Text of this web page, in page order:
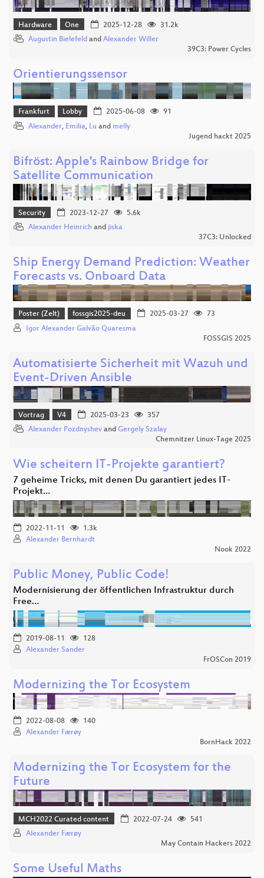
Hardware One 2025-12-28
31.2k
Augustin Bielefeld and Alexander Willer
39C3: Power Cycles
Orientierungssensor
Frankfurt Lobby 2025-06-08
91
Alexander, Emilia, Lu and melly
Jugend hackt 2025
Bifröst: Apple's Rainbow Bridge for
Satellite Communication
Security 2023-12-27
5.6k
Alexander Heinrich and jiska
37C3: Unlocked
Ship Energy Demand Prediction: Weather
Forecasts vs. Onboard Data
Poster (Zelt) fossgis2025-deu 2025-03-27
73
Igor Alexander Galvão Quaresma
FOSSGIS 2025
Automatisierte Sicherheit mit Wazuh und
Event-Driven Ansible
Vortrag V4 2025-03-23
357
Alexander Pozdnyshev and Gergely Szalay
Chemnitzer Linux-Tage 2025
Wie scheitern IT-Projekte garantiert?
7 geheime Tricks, mit denen Du garantiert jedes IT-
Projekt…
2022-11-11
1.3k
Alexander Bernhardt
Nook 2022
Public Money, Public Code!
Modernisierung der öffentlichen Infrastruktur durch
Free…
2019-08-11
128
Alexander Sander
FrOSCon 2019
Modernizing the Tor Ecosystem
2022-08-08
140
Alexander Færøy
BornHack 2022
Modernizing the Tor Ecosystem for the
Future
MCH2022 Curated content 2022-07-24
541
Alexander Færøy
May Contain Hackers 2022
Some Useful Maths